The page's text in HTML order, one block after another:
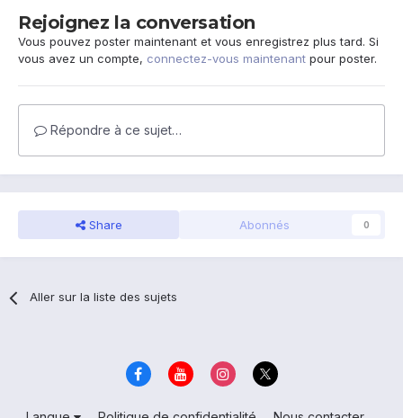
Rejoignez la conversation
Vous pouvez poster maintenant et vous enregistrez plus tard. Si
vous avez un compte, connectez-vous maintenant pour poster.
Répondre à ce sujet…
Share Abonnés 0
Aller sur la liste des sujets